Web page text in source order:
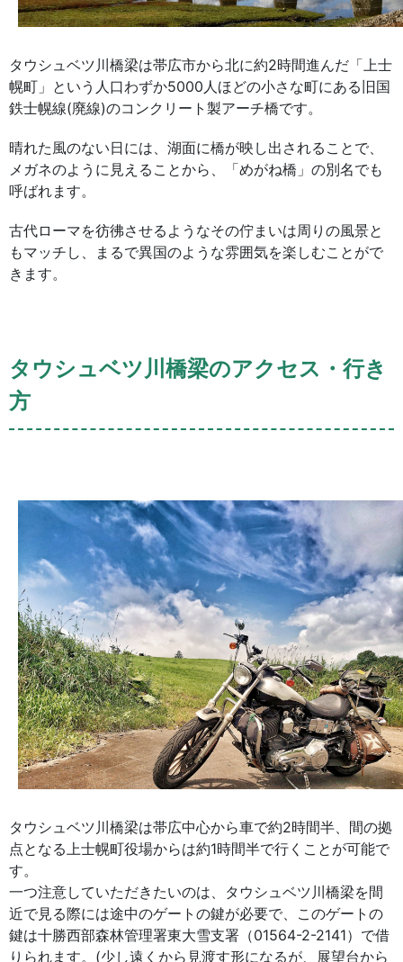
タウシュベツ川橋梁は帯広市から北に約2時間進んだ「上士
幌町」という人口わずか5000人ほどの小さな町にある旧国
鉄士幌線(廃線)のコンクリート製アーチ橋です。
晴れた風のない日には、湖面に橋が映し出されることで、
メガネのように見えることから、「めがね橋」の別名でも
呼ばれます。
古代ローマを彷彿させるようなその佇まいは周りの風景と
もマッチし、まるで異国のような雰囲気を楽しむことがで
きます。
タウシュベツ川橋梁のアクセス・行き
方
タウシュベツ川橋梁は帯広中心から車で約2時間半、間の拠
点となる上士幌町役場からは約1時間半で行くことが可能で
す。
一つ注意していただきたいのは、タウシュベツ川橋梁を間
近で見る際には途中のゲートの鍵が必要で、このゲートの
鍵は十勝西部森林管理署東大雪支署（01564-2-2141）で借
りられます。(少し遠くから見渡す形になるが、展望台から